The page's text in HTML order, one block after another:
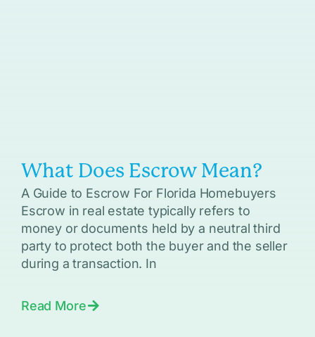
What Does Escrow Mean?
A Guide to Escrow For Florida Homebuyers
Escrow in real estate typically refers to
money or documents held by a neutral third
party to protect both the buyer and the seller
during a transaction. In
Read More